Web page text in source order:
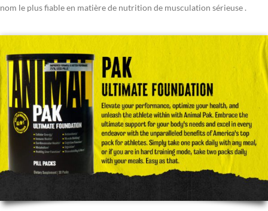
nom le plus fiable en matière de nutrition de musculation sérieuse .